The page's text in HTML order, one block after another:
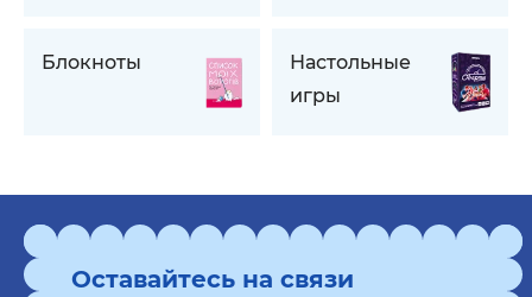
Блокноты
Настольные
игры
Оставайтесь на связи